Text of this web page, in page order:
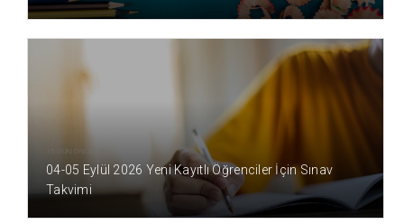
15 GÜN ÖNCE
04-05 Eylül 2026 Yeni Kayıtlı Öğrenciler İçin Sınav
Takvimi